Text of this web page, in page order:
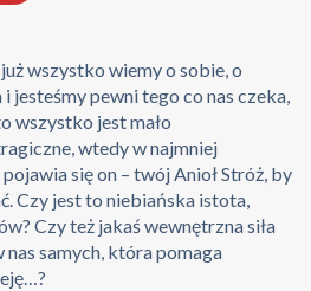
wszystko wiemy o sobie, o
jesteśmy pewni tego co nas czeka,
wszystko jest mało
wtedy w najmniej
się on – twój Anioł Stróż, by
Czy jest to niebiańska istota,
Czy też jakaś wewnętrzna siła
samych, która pomaga